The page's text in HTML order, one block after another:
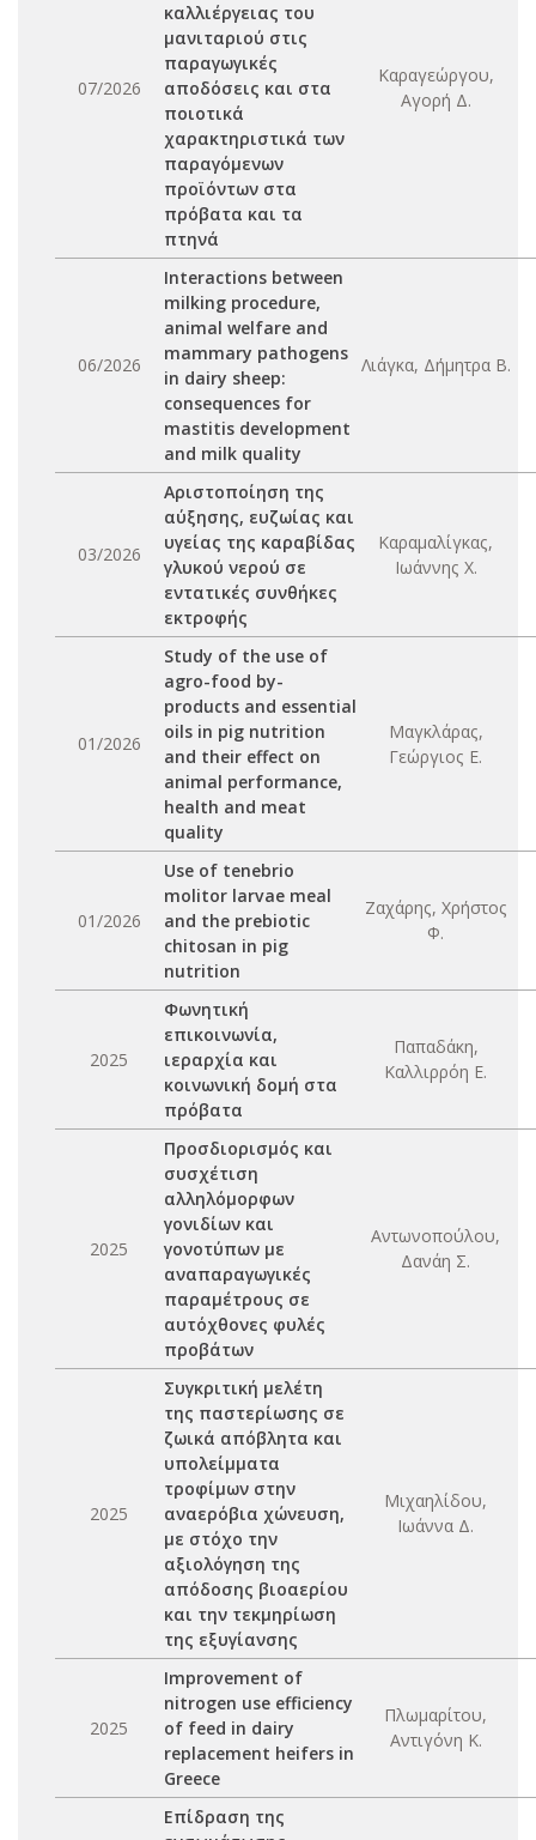
07/2026
καλλιέργειας του
μανιταριού στις
παραγωγικές
αποδόσεις και στα
ποιοτικά
χαρακτηριστικά των
παραγόμενων
προϊόντων στα
πρόβατα και τα
πτηνά
Καραγεώργου,
Αγορή Δ.
06/2026
Interactions between
milking procedure,
animal welfare and
mammary pathogens
in dairy sheep:
consequences for
mastitis development
and milk quality
Λιάγκα, Δήμητρα Β.
03/2026
Αριστοποίηση της
αύξησης, ευζωίας και
υγείας της καραβίδας
γλυκού νερού σε
εντατικές συνθήκες
εκτροφής
Καραμαλίγκας,
Ιωάννης Χ.
01/2026
Study of the use of
agro-food by-
products and essential
oils in pig nutrition
and their effect on
animal performance,
health and meat
quality
Μαγκλάρας,
Γεώργιος Ε.
01/2026
Use of tenebrio
molitor larvae meal
and the prebiotic
chitosan in pig
nutrition
Ζαχάρης, Χρήστος
Φ.
2025
Φωνητική
επικοινωνία,
ιεραρχία και
κοινωνική δομή στα
πρόβατα
Παπαδάκη,
Καλλιρρόη Ε.
2025
Προσδιορισμός και
συσχέτιση
αλληλόμορφων
γονιδίων και
γονοτύπων με
αναπαραγωγικές
παραμέτρους σε
αυτόχθονες φυλές
προβάτων
Αντωνοπούλου,
Δανάη Σ.
2025
Συγκριτική μελέτη
της παστερίωσης σε
ζωικά απόβλητα και
υπολείμματα
τροφίμων στην
αναερόβια χώνευση,
με στόχο την
αξιολόγηση της
απόδοσης βιοαερίου
και την τεκμηρίωση
της εξυγίανσης
Μιχαηλίδου,
Ιωάννα Δ.
2025
Improvement of
nitrogen use efficiency
of feed in dairy
replacement heifers in
Greece
Πλωμαρίτου,
Αντιγόνη Κ.
Επίδραση της